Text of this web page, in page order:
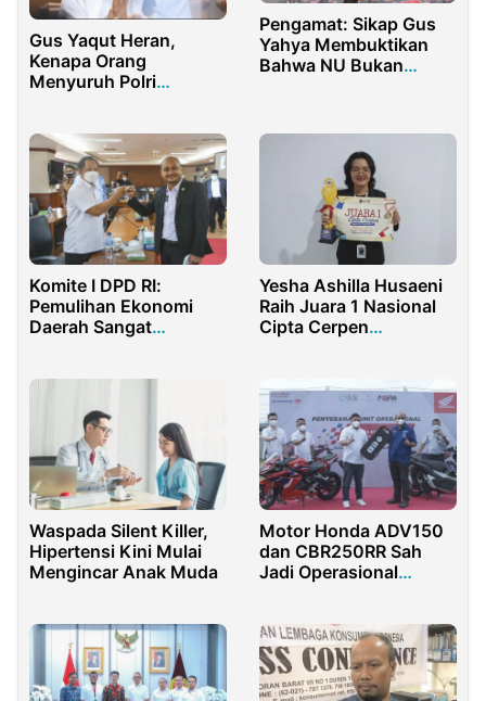
Gus Yaqut Heran,
Kenapa Orang
Menyuruh Polri
Pengamat: Sikap Gus
Yahya Membuktikan
Bahwa NU Bukan
Komite I DPD RI:
Pemulihan Ekonomi
Daerah Sangat
Penanganan Pandemi
Covid-19
Yesha Ashilla Husaeni
Raih Juara 1 Nasional
Cipta Cerpen
Waspada Silent Killer,
Hipertensi Kini Mulai
Mengincar Anak Muda
Motor Honda ADV150
dan CBR250RR Sah
Jadi Operasional